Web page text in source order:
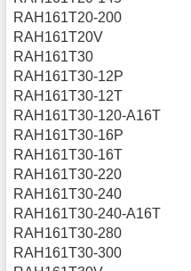
RAH161T20-200
RAH161T20V
RAH161T30
RAH161T30-12P
RAH161T30-12T
RAH161T30-120-A16T
RAH161T30-16P
RAH161T30-16T
RAH161T30-220
RAH161T30-240
RAH161T30-240-A16T
RAH161T30-280
RAH161T30-300